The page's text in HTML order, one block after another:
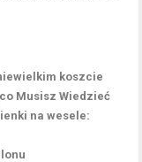
koszcie
Musisz Wiedzieć
na wesele: